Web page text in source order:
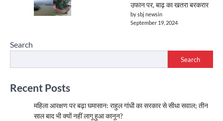
उफान पर, बाढ़ का खतरा बरकरार
by sbj newsin
September 19, 2024
Search
Search
Recent Posts
महिला आरक्षण पर बढ़ा घमासान: राहुल गांधी का सरकार से सीधा सवाल; तीन
साल बाद भी क्यों नहीं लागू हुआ कानून?